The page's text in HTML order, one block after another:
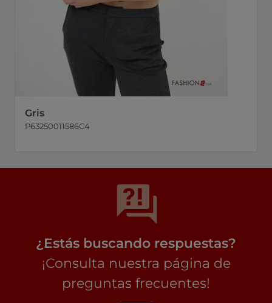
Gris
P63250011586C4
¿Estás buscando respuestas?
¡Consulta nuestra página de
preguntas frecuentes!